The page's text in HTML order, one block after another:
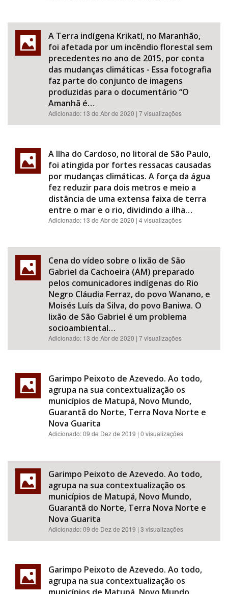
A Terra indígena Krikatí, no Maranhão,
foi afetada por um incêndio florestal sem
precedentes no ano de 2015, por conta
das mudanças climáticas - Essa fotografia
faz parte do conjunto de imagens
produzidas para o documentário “O
Amanhã é…
Adicionado: 13 de Abr de 2020 | 7 visualizações
A Ilha do Cardoso, no litoral de São Paulo,
foi atingida por fortes ressacas causadas
por mudanças climáticas. A força da água
fez reduzir para dois metros e meio a
distância de uma extensa faixa de terra
entre o mar e o rio, dividindo a ilha…
Adicionado: 13 de Abr de 2020 | 4 visualizações
Cena do vídeo sobre o lixão de São
Gabriel da Cachoeira (AM) preparado
pelos comunicadores indígenas do Rio
Negro Cláudia Ferraz, do povo Wanano, e
Moisés Luís da Silva, do povo Baniwa. O
lixão de São Gabriel é um problema
socioambiental…
Adicionado: 13 de Abr de 2020 | 7 visualizações
Garimpo Peixoto de Azevedo. Ao todo,
agrupa na sua contextualização os
municípios de Matupá, Novo Mundo,
Guarantã do Norte, Terra Nova Norte e
Nova Guarita
Adicionado:09 de Dez de 2019 | 0 visualizações
Garimpo Peixoto de Azevedo. Ao todo,
agrupa na sua contextualização os
municípios de Matupá, Novo Mundo,
Guarantã do Norte, Terra Nova Norte e
Nova Guarita
Adicionado:09 de Dez de 2019 | 3 visualizações
Garimpo Peixoto de Azevedo. Ao todo,
agrupa na sua contextualização os